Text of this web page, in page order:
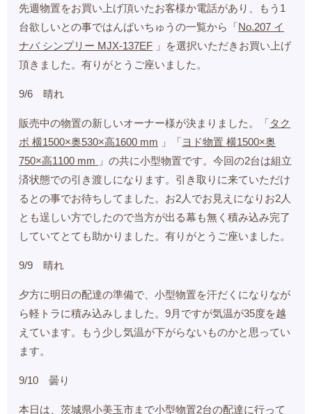
先週物置をお買い上げ頂いたお客様か電話があり、もう1
台欲しいとの事ではんばいちゅうの一覧から「No.207 イ
ナバ シンプリー MJX-137EF 」を選択いただきお買い上げ
頂きました。有りがとうご座いました。
9/6 晴れ
販売中の物置の新しいオーナー様が決まりました。「タク
ボ 横1500×奥530×高1600 mm 」「ヨド物置 横1500×奥
750×高1100 mm 」の共に小型物置です。今回の2台は組立
済状態での引き渡しになります。引き取りに来ていただけ
るとの事でお待ちしてました。お2人でお見えになりお2人
とも逞しい方でしたので当方が出る幕も無く積み込み完了
していてとても助かりました。有りがとうご座いました。
9/9 晴れ
夕方に明日の配達の準備で、小型物置を汗だくになりなが
ら軽トラに積み込みしました。9月ですが気温が35度を越
えています。もう少し気温が下がらないものかと思ってい
ます。
9/10 曇り
本日は、茨城県小美玉市まで小型物置2台の配達に行って